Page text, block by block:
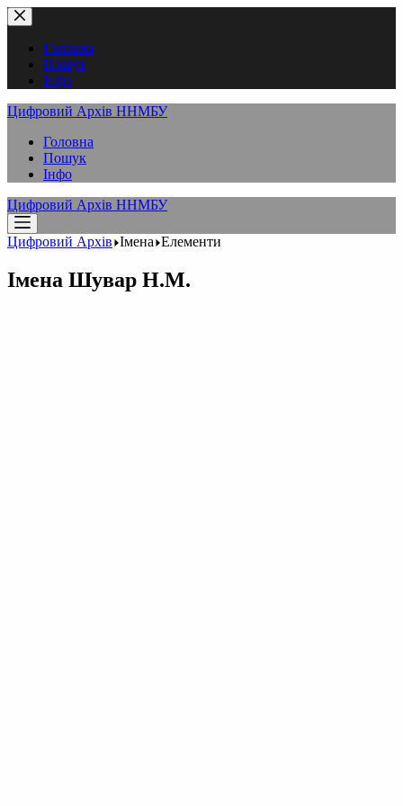
Перейти
до
вмістуГоловна
Пошук
Інфо
Цифровий Архів ННМБУ
Головна
Пошук
Інфо
Цифровий Архів ННМБУ
Цифровий Архів Імена Елементи
Імена Шувар Н.М.